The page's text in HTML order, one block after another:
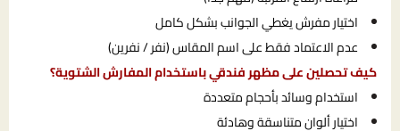
اختيار مفرش يغطي الجوانب بشكل كامل
عدم الاعتماد فقط على اسم المقاس (نفر / نفرين)
كيف تحصلين على مظهر فندقي باستخدام المفارش الشتوية؟
استخدام وسائد بأحجام متعددة
اختيار ألوان متناسقة وهادئة